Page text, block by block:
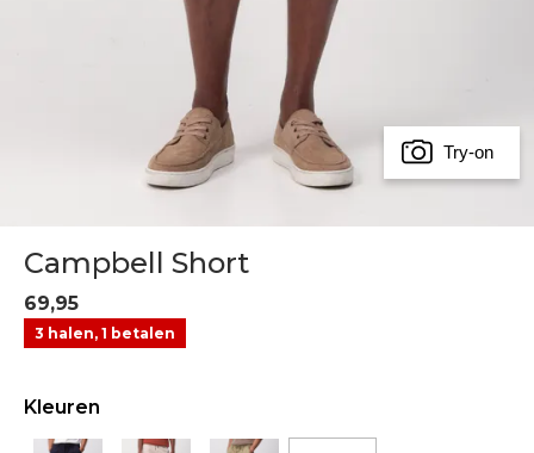
Campbell Short
69,95
3 halen, 1 betalen
Kleuren
Try-on